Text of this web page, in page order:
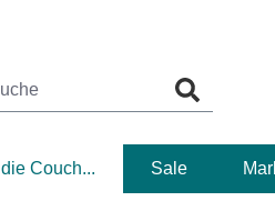
die Couch... Sale